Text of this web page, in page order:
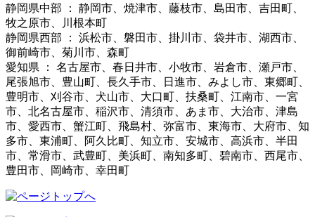
静岡県中部 ： 静岡市、焼津市、藤枝市、島田市、吉田町、
牧之原市、川根本町
静岡県西部 ： 浜松市、磐田市、掛川市、袋井市、湖西市、
御前崎市、菊川市、森町
愛知県 ： 名古屋市、春日井市、小牧市、岩倉市、瀬戸市、
尾張旭市、豊山町、長久手市、日進市、みよし市、東郷町、
豊明市、刈谷市、犬山市、大口町、扶桑町、江南市、一宮
市、北名古屋市、稲沢市、清須市、あま市、大治市、津島
市、愛西市、蟹江町、飛島村、弥富市、東海市、大府市、知
多市、東浦町、阿久比町、知立市、安城市、高浜市、半田
市、常滑市、武豊町、美浜町、南知多町、碧南市、西尾市、
豊田市、岡崎市、幸田町